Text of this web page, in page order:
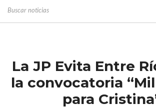
La JP Evita Entre
la convocatoria
para